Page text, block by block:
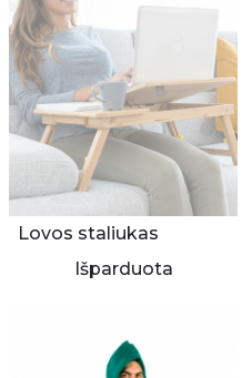
Lovos staliukas
Išparduota